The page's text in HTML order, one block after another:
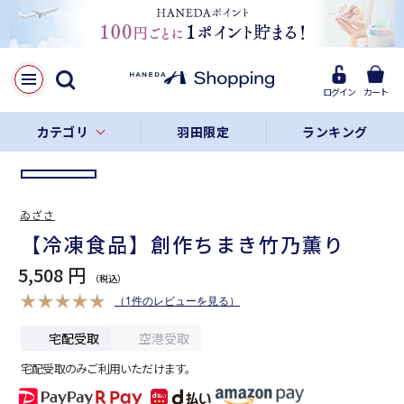
ログイン カート
カテゴリ 羽田限定 ランキング
LINE
Facebook
リンクをコピー
【冷凍食品】創作ちまき竹乃薫り
5,508 円
（1件のレビューを見る）
宅配受取 空港受取
宅配受取のみご利用いただけます。
ゐざさ